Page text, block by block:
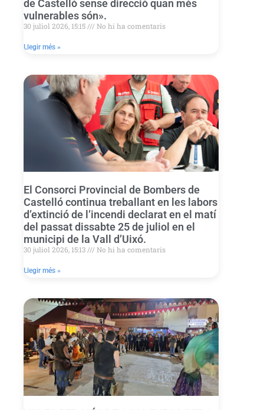
de Castelló sense direcció quan més
vulnerables són».
30 juliol 2026, 15:15 No hi ha comentaris
Llegir més »
El Consorci Provincial de Bombers de
Castelló continua treballant en les labors
d’extinció de l’incendi declarat en el matí
del passat dissabte 25 de juliol en el
municipi de la Vall d’Uixó.
30 juliol 2026, 15:13 No hi ha comentaris
Llegir més »